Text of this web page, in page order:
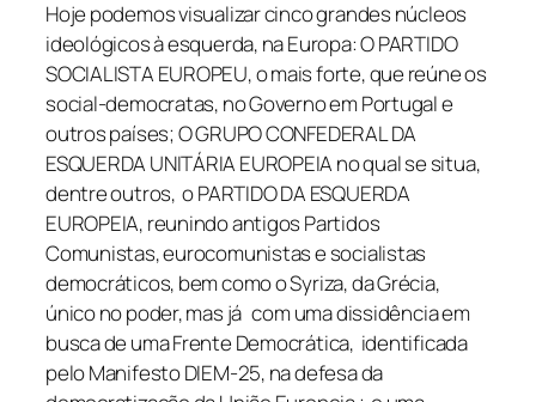
Hoje podemos visualizar cinco grandes núcleos
ideológicos à esquerda, na Europa: O PARTIDO
SOCIALISTA EUROPEU, o mais forte, que reúne os
social-democratas, no Governo em Portugal e
outros países; O GRUPO CONFEDERAL DA
ESQUERDA UNITÁRIA EUROPEIA no qual se situa,
dentre outros, o PARTIDO DA ESQUERDA
EUROPEIA, reunindo antigos Partidos
Comunistas, eurocomunistas e socialistas
democráticos, bem como o Syriza, da Grécia,
único no poder, mas já com uma dissidência em
busca de uma Frente Democrática, identificada
pelo Manifesto DIEM-25, na defesa da